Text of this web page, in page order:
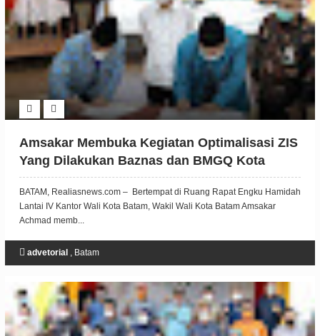
Amsakar Membuka Kegiatan Optimalisasi ZIS
Yang Dilakukan Baznas dan BMGQ Kota
Batam
BATAM, Realiasnews.com – Bertempat di Ruang Rapat Engku Hamidah
Lantai IV Kantor Wali Kota Batam, Wakil Wali Kota Batam Amsakar
Achmad memb...
advetorial, Batam